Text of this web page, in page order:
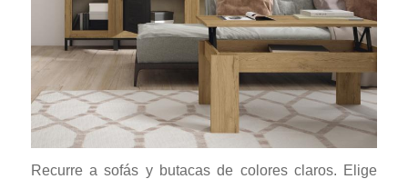
Recurre a sofás y butacas de colores claros. Elige